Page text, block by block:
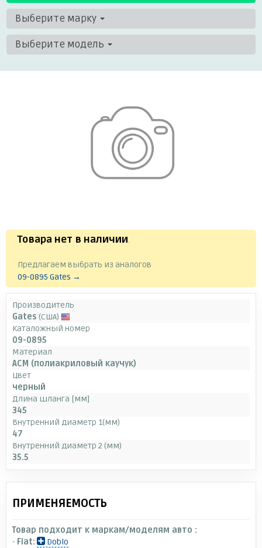
Выберите марку
Выберите модель
Товара нет в наличии.
Предлагаем выбрать из аналогов
09-0895 Gates →
Производитель
Gates (США)
Каталожный номер
09-0895
Материал
АСМ (полиакриловый каучук)
Цвет
черный
Длина шланга [мм]
345
Внутренний диаметр 1(мм)
47
Внутренний диаметр 2 (мм)
35.5
ПРИМЕНЯЕМОСТЬ
Товар подходит к маркам/моделям авто :
- Fiat:
Doblo